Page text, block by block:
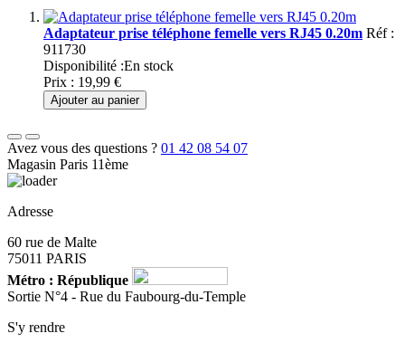
Adaptateur prise téléphone femelle vers RJ45 0.20m Réf :
911730
Disponibilité :En stock
Prix : 19,99 €
Ajouter au panier
Avez vous des questions ? 01 42 08 54 07
Magasin Paris 11ème
Adresse
60 rue de Malte
75011 PARIS
Métro : République
Sortie N°4 - Rue du Faubourg-du-Temple
S'y rendre